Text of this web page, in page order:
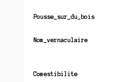
Pousse_sur_du_bois
Nom_vernaculaire
Comestibilite